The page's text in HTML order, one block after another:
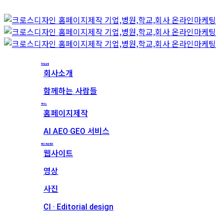
회사소개
회사소개
함께하는 사람들
서비스
홈페이지제작
AI AEO·GEO 서비스
메인 프로젝트
웹사이트
영상
사진
CI · Editorial design